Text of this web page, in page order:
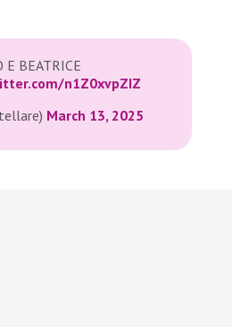
E BEATRICE
n1Z0xvpZIZ
March 13, 2025